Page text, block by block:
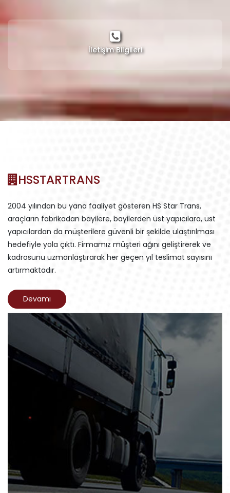
İletişim Bilgileri
HSSTARTRANS
2004 yılından bu yana faaliyet gösteren HS Star Trans,
araçların fabrikadan bayilere, bayilerden üst yapıcılara, üst
yapıcılardan da müşterilere güvenli bir şekilde ulaştırılması
hedefiyle yola çıktı. Firmamız müşteri ağını geliştirerek ve
kadrosunu uzmanlaştırarak her geçen yıl teslimat sayısını
artırmaktadır.
Devamı